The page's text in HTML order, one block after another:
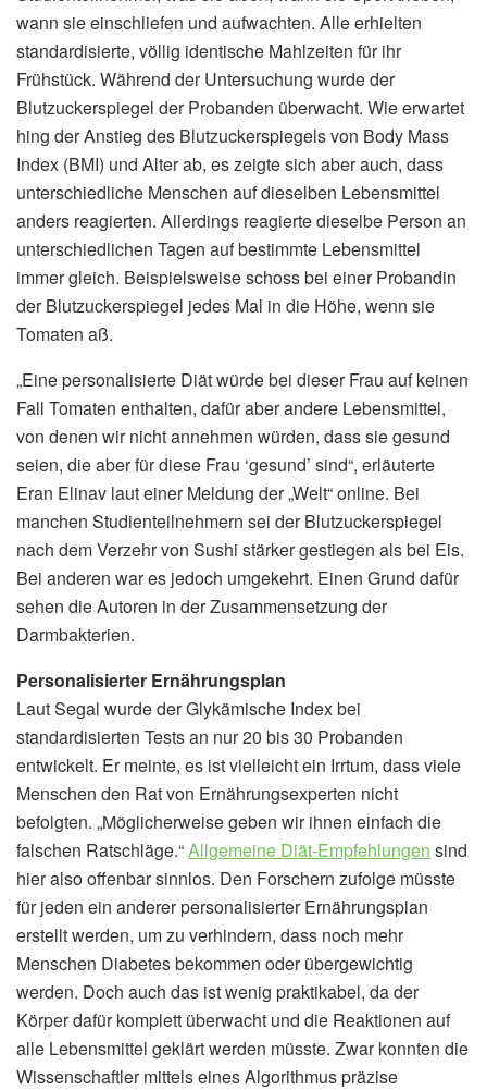
wann sie einschliefen und aufwachten. Alle erhielten
standardisierte, völlig identische Mahlzeiten für ihr
Frühstück. Während der Untersuchung wurde der
Blutzuckerspiegel der Probanden überwacht. Wie erwartet
hing der Anstieg des Blutzuckerspiegels von Body Mass
Index (BMI) und Alter ab, es zeigte sich aber auch, dass
unterschiedliche Menschen auf dieselben Lebensmittel
anders reagierten. Allerdings reagierte dieselbe Person an
unterschiedlichen Tagen auf bestimmte Lebensmittel
immer gleich. Beispielsweise schoss bei einer Probandin
der Blutzuckerspiegel jedes Mal in die Höhe, wenn sie
Tomaten aß.
„Eine personalisierte Diät würde bei dieser Frau auf keinen
Fall Tomaten enthalten, dafür aber andere Lebensmittel,
von denen wir nicht annehmen würden, dass sie gesund
seien, die aber für diese Frau ‘gesund’ sind“, erläuterte
Eran Elinav laut einer Meldung der „Welt“ online. Bei
manchen Studienteilnehmern sei der Blutzuckerspiegel
nach dem Verzehr von Sushi stärker gestiegen als bei Eis.
Bei anderen war es jedoch umgekehrt. Einen Grund dafür
sehen die Autoren in der Zusammensetzung der
Darmbakterien.
Personalisierter Ernährungsplan
Laut Segal wurde der Glykämische Index bei
standardisierten Tests an nur 20 bis 30 Probanden
entwickelt. Er meinte, es ist vielleicht ein Irrtum, dass viele
Menschen den Rat von Ernährungsexperten nicht
befolgten. „Möglicherweise geben wir ihnen einfach die
falschen Ratschläge.“Allgemeine Diät-Empfehlungen sind
hier also offenbar sinnlos. Den Forschern zufolge müsste
für jeden ein anderer personalisierter Ernährungsplan
erstellt werden, um zu verhindern, dass noch mehr
Menschen Diabetes bekommen oder übergewichtig
werden. Doch auch das ist wenig praktikabel, da der
Körper dafür komplett überwacht und die Reaktionen auf
alle Lebensmittel geklärt werden müsste. Zwar konnten die
Wissenschaftler mittels eines Algorithmus präzise